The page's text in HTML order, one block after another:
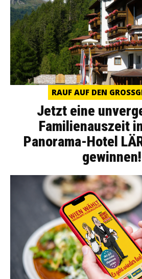
RAUF AUF DEN
Jetzt eine
Familienauszeit
Panorama-Hotel
gewinnen!